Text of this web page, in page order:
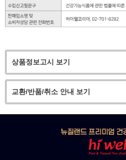
상품정보고시 보기
교환/반품/취소 안내 보기